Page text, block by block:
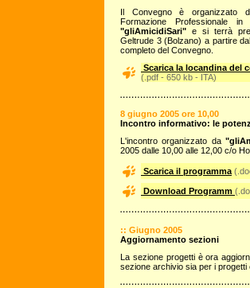
Il Convegno è organizzato
Formazione Professionale
"gliAmicidiSari" e si terrà
Geltrude 3 (Bolzano) a partire
completo del Convegno.
Scarica la locandina del
(.pdf - 650 kb - ITA)
8 giugno 2005 ore 10,00
Incontro informativo: le
L'incontro organizzato da
2005 dalle 10,00 alle 12,00 c/o
Scarica il programma
Download Programm
:: Giugno 2005
Aggiornamento sezioni
La sezione progetti è ora
sezione archivio sia per i